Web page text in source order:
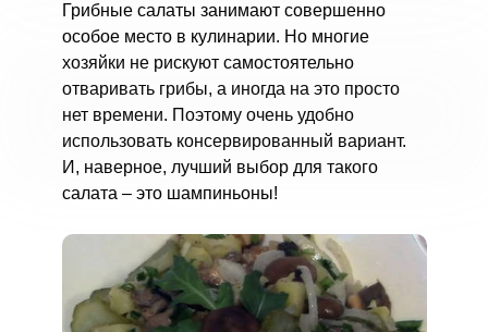
Грибные салаты занимают совершенно
особое место в кулинарии. Но многие
хозяйки не рискуют самостоятельно
отваривать грибы, а иногда на это просто
нет времени. Поэтому очень удобно
использовать консервированный вариант.
И, наверное, лучший выбор для такого
салата – это шампиньоны!